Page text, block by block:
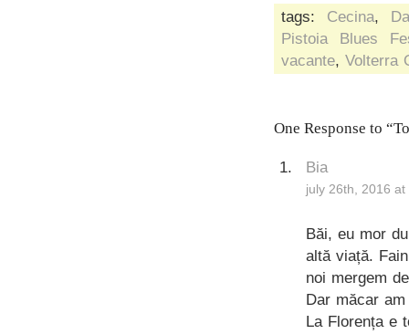
tags: Cecina,
Pistoia Blues
vacante, Volterra
One Response to
Bia
july 26th, 2016
Băi, eu mor
altă viață.
noi mergem
Dar măcar
La Florența e